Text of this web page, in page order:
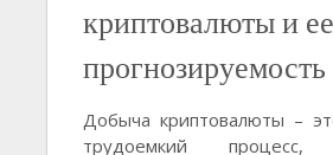
криптовалюты и ее
прогнозируемость
Добыча криптовалюты –
трудоемкий процесс,